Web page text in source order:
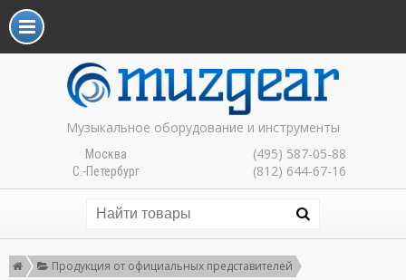
Музыкальное оборудование и инструменты
Москва (495) 587-05-88
С.-Петербург (812) 644-67-16
Продукция от официальных представителей